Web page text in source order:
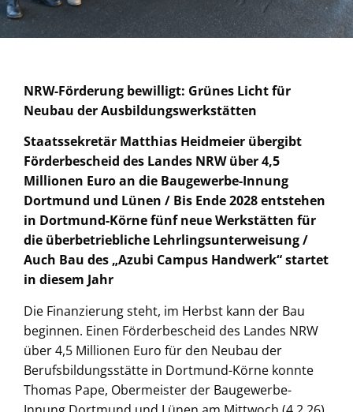
NRW-Förderung bewilligt: Grünes Licht für
Neubau der Ausbildungswerkstätten
Staatssekretär Matthias Heidmeier übergibt
Förderbescheid des Landes NRW über 4,5
Millionen Euro an die Baugewerbe-Innung
Dortmund und Lünen / Bis Ende 2028 entstehen
in Dortmund-Körne fünf neue Werkstätten für
die überbetriebliche Lehrlingsunterweisung /
Auch Bau des „Azubi Campus Handwerk“ startet
in diesem Jahr
Die Finanzierung steht, im Herbst kann der Bau
beginnen. Einen Förderbescheid des Landes NRW
über 4,5 Millionen Euro für den Neubau der
Berufsbildungsstätte in Dortmund-Körne konnte
Thomas Pape, Obermeister der Baugewerbe-